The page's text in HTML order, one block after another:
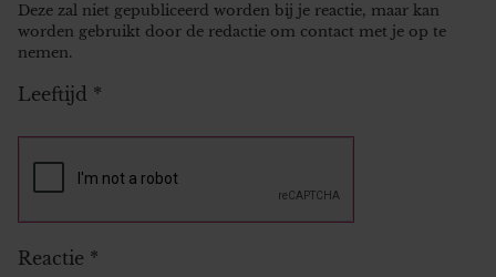
Deze zal niet gepubliceerd worden bij je reactie, maar kan
worden gebruikt door de redactie om contact met je op te
nemen.
Leeftijd *
Reactie *